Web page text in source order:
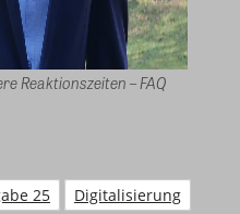
Reaktionszeiten – FAQ
25 Digitalisierung